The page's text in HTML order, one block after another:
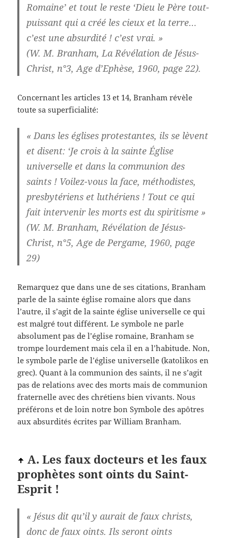
Romaine’ et tout le reste ‘Dieu le Père tout-
puissant qui a créé les cieux et la terre…
c’est une absurdité ! c’est vrai. »
(W. M. Branham, La Révélation de Jésus-
Christ, n°3, Age d’Ephèse, 1960, page 22).
Concernant les articles 13 et 14, Branham révèle
toute sa superficialité:
« Dans les églises protestantes, ils se lèvent
et disent: ‘Je crois à la sainte Église
universelle et dans la communion des
saints ! Voilez-vous la face, méthodistes,
presbytériens et luthériens ! Tout ce qui
fait intervenir les morts est du spiritisme »
(W. M. Branham, Révélation de Jésus-
Christ, n°5, Age de Pergame, 1960, page
29)
Remarquez que dans une de ses citations, Branham
parle de la sainte église romaine alors que dans
l’autre, il s’agit de la sainte église universelle ce qui
est malgré tout différent. Le symbole ne parle
absolument pas de l’église romaine, Branham se
trompe lourdement mais cela il en a l’habitude. Non,
le symbole parle de l’église universelle (katolikos en
grec). Quant à la communion des saints, il ne s’agit
pas de relations avec des morts mais de communion
fraternelle avec des chrétiens bien vivants. Nous
préférons et de loin notre bon Symbole des apôtres
aux absurdités écrites par William Branham.
A. Les faux docteurs et les faux
prophètes sont oints du Saint-
Esprit !
« Jésus dit qu’il y aurait de faux christs,
donc de faux oints. Ils seront oints